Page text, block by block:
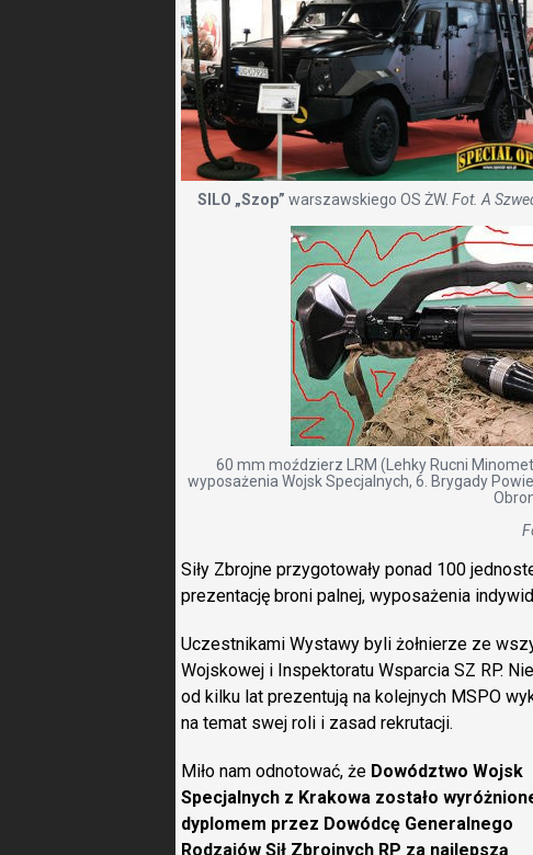
SILO „Szop” warszawskiego OS ŻW. Fot. A
60 mm moździerz LRM (Lehky Rucni
wyposażenia Wojsk Specjalnych, 6. Brygady
Siły Zbrojne przygotowały ponad 100
prezentację broni palnej, wyposażenia
Uczestnikami Wystawy byli żołnierze ze
Wojskowej i Inspektoratu Wsparcia SZ RP.
od kilku lat prezentują na kolejnych MSPO
na temat swej roli i zasad rekrutacji.
Miło nam odnotować, że Dowództwo Wojsk
Specjalnych z Krakowa zostało
dyplomem przez Dowódcę Generalnego
Rodzajów Sił Zbrojnych RP za najlepszą